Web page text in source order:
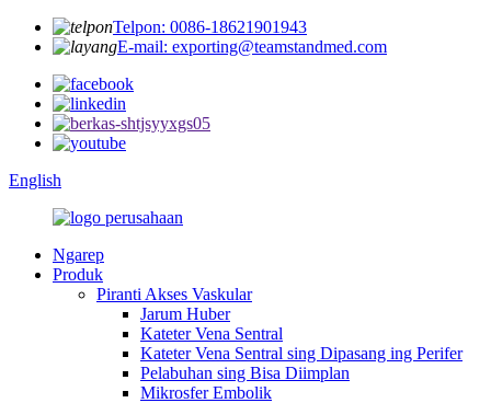
Telpon: 0086-18621901943
E-mail: exporting@teamstandmed.com
English
Ngarep
Produk
Piranti Akses Vaskular
Jarum Huber
Kateter Vena Sentral
Kateter Vena Sentral sing Dipasang ing Perifer
Pelabuhan sing Bisa Diimplan
Mikrosfer Embolik